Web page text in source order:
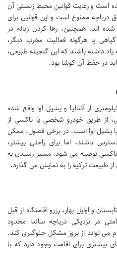
است و رعایت قوانین محیط زیستی آن
ممنوع است و این قوانین برای
همچنین، رها کردن زباله در
یا هرگونه فعالیت مخرب دیگر،
داشته باشند که این گنجینه طبیعی،
در حفظ آن کوشا بود.
سالدا در فاصله حدود ۱۰۰ کیلومتری از آنتالیا و یشیل اوا واقع شده
از طریق خودرو شخصی یا تاکسی از
یا یشیل اوا است. در برخی فصول، ممکن
باشند، اما برای راحتی بیشتر،
تاکسی توصیه می شود. مسیر رسیدن به
طبیعت ترکیه را به نمایش می گذارد.
و اوایل بهار، رزرو اقامتگاه از قبل
در نزدیکی دریاچه سالدا محدود
می تواند از بروز مشکل جلوگیری کند.
بیشتری برای اقامت وجود دارد که با